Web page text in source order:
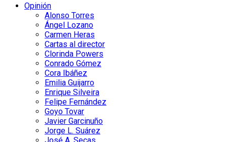
Opinión
Alonso Torres
Ángel Lozano
Carmen Heras
Cartas al director
Clorinda Powers
Conrado Gómez
Cora Ibáñez
Emilia Guijarro
Enrique Silveira
Felipe Fernández
Goyo Tovar
Javier Garcinuño
Jorge L. Suárez